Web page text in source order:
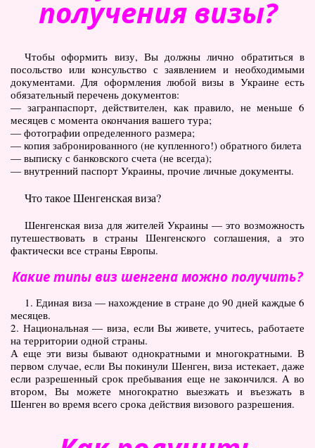
получения визы?
Чтобы оформить визу, Вы должны лично обратиться в
посольство или консульство с заявлением и необходимыми
документами. Для оформления любой визы в Украине есть
обязательный перечень документов:
— загранпаспорт, действителен, как правило, не меньше 6
месяцев с момента окончания вашего тура;
— фотографии определенного размера;
— копия забронированного (не купленного!) обратного билета
— выписку с банковского счета (не всегда);
— внутренний паспорт Украины, прочие личные документы.
Что такое Шенгенская виза?
Шенгенская виза для жителей Украины — это возможность
путешествовать в страны Шенгенского соглашения, а это
фактически все страны Европы.
Какие типы виз шенгена можно получить?
1. Единая виза — нахождение в стране до 90 дней каждые 6
месяцев.
2. Национальная — виза, если Вы живете, учитесь, работаете
на территории одной страны.
А еще эти визы бывают однократными и многократными. В
первом случае, если Вы покинули Шенген, виза истекает, даже
если разрешенный срок пребывания еще не закончился. А во
втором, Вы можете многократно выезжать и въезжать в
Шенген во время всего срока действия визового разрешения.